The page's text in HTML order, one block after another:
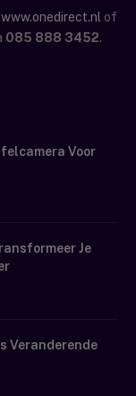
www.onedirect.nl of
085 888 3452.
Voor
Je
Veranderende